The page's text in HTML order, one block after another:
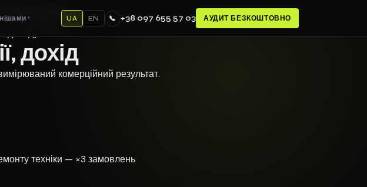
▼ UA EN 📞 +38 097 655 57 03 АУДИТ БЕЗКОШТОВНО
дохід
комерційний результат.
техніки — ×3 замовлень